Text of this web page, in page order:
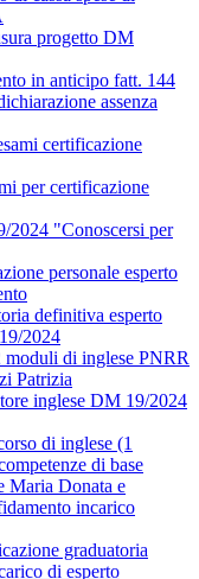
progetto DM
in anticipo fatt. 144
assenza
certificazione
per certificazione
2024 "Conoscersi per
personale esperto
definitiva esperto
2024
moduli di inglese PNRR
Patrizia
inglese DM 19/2024
di inglese (1
di base
Maria Donata e
incarico
graduatoria
di esperto